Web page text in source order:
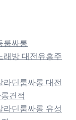
룸싸롱
래방 대전유흥주
딘룸싸롱 대전
견적
라딘룸싸롱 유성